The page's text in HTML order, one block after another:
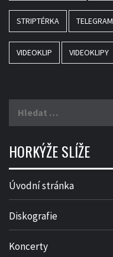
STRIPTÉRKA TELEGRAM
VIDEOKLIP VIDEOKLIPY
HORKÝŽE SLÍŽE
Úvodní stránka
Diskografie
Koncerty